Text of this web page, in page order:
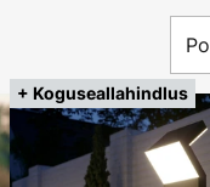
+ Koguseallahindlus